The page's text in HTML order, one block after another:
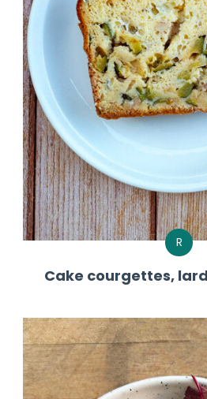
R
Cake courgettes,